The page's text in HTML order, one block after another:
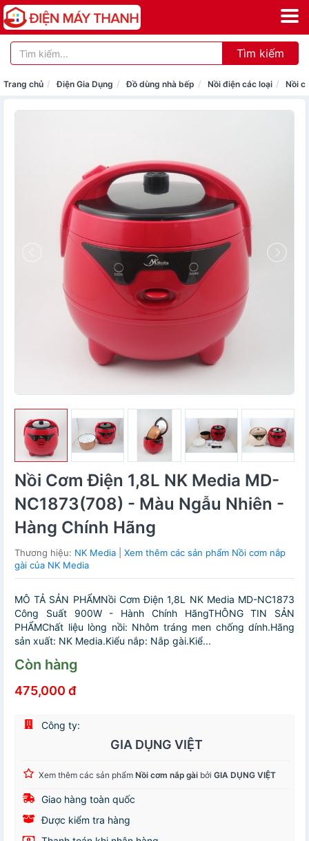
Tìm kiếm
Trang chủ Điện Gia Dụng Đồ dùng nhà bếp Nồi điện các loại Nồi
Nồi Cơm Điện 1,8L NK Media MD-
NC1873(708) - Màu Ngẫu Nhiên -
Hàng Chính Hãng
Thương hiệu: NK Media
Xem thêm các sản phẩm Nồi cơm nắp
gài của NK Media
MÔ TẢ SẢN PHẨMNồi Cơm Điện 1,8L NK Media MD-NC1873
Công Suất 900W - Hành Chính HãngTHÔNG TIN SẢN
PHẨMChất liệu lòng nồi: Nhôm tráng men chống dính.Hãng
sản xuất: NK Media.Kiểu nắp: Nắp gài.Kiể...
Còn hàng
475,000 đ
Công ty:
GIA DỤNG VIỆT
Xem thêm các sản phẩm Nồi cơm nắp gài bởi GIA DỤNG VIỆT
Giao hàng toàn quốc
Được kiểm tra hàng